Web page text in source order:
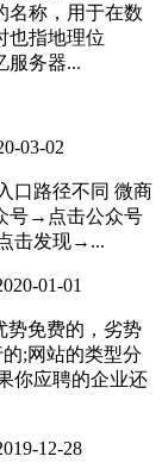
名称，用于在数
也指地理位
服务器...
03-02
口路径不同 微商
号→点击公众号
击发现→...
01-01
势免费的，劣势
;网站的类型分
你应聘的企业还
12-28